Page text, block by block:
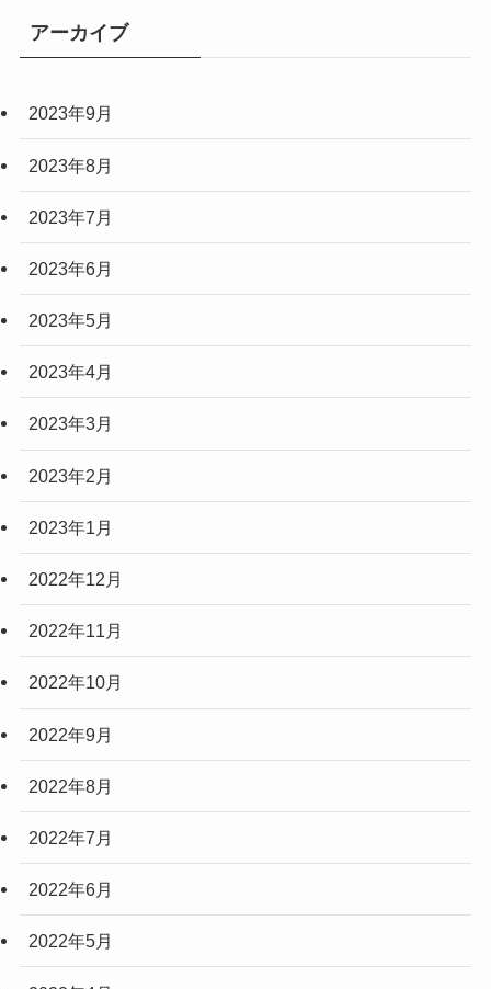
アーカイブ
2023年9月
2023年8月
2023年7月
2023年6月
2023年5月
2023年4月
2023年3月
2023年2月
2023年1月
2022年12月
2022年11月
2022年10月
2022年9月
2022年8月
2022年7月
2022年6月
2022年5月